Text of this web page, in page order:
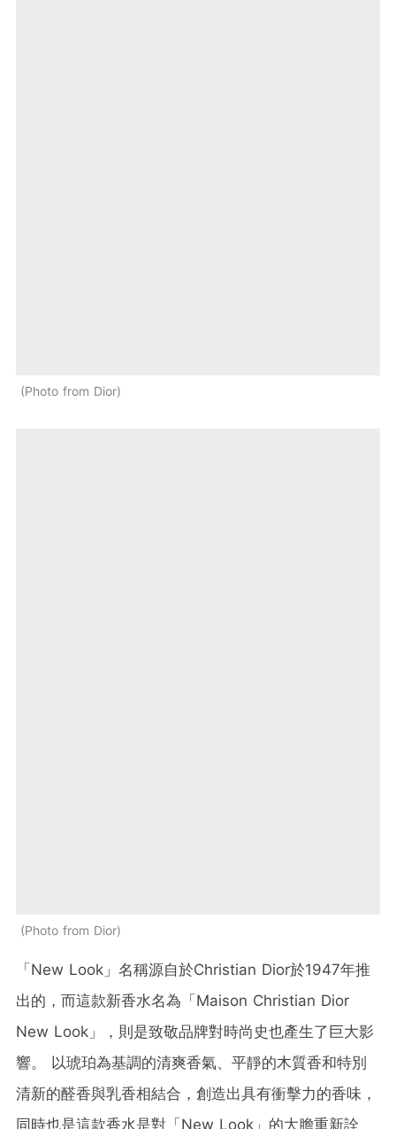
Photo from Dior
Photo from Dior
「New Look」名稱源自於Christian Dior於1947年推
出的，而這款新香水名為「Maison Christian Dior
New Look」，則是致敬品牌對時尚史也產生了巨大影
響。 以琥珀為基調的清爽香氣、平靜的木質香和特別
清新的醛香與乳香相結合，創造出具有衝擊力的香味，
同時也是這款香水是對「New Look」的大膽重新詮